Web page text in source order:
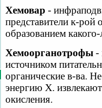
Хемовар -
представители к-рой
образованием
Хемоорганотрофы -
источником
органические в-ва.
энергию X.
окисления.